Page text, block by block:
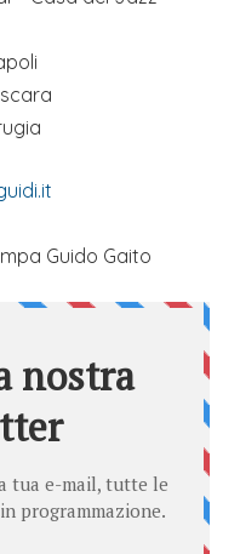
Guido Gaito